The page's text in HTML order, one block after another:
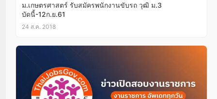
ม.เกษตรศาสตร์ รับสมัครพนักงานขับรถ วุฒิ ม.3
บัดนี้-12ก.ย.61
24 ส.ค. 2018